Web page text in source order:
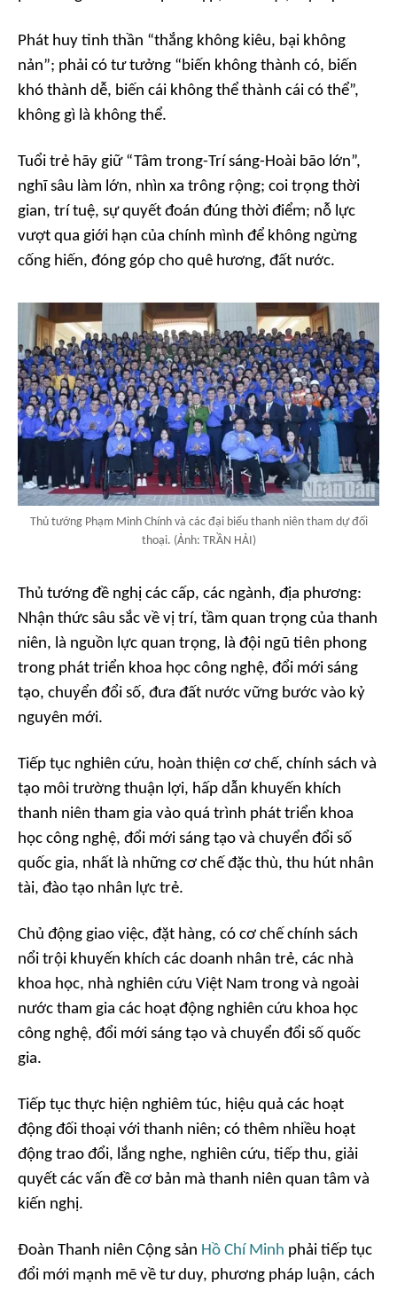
Phát huy tinh thần “thắng không kiêu, bại không
nản”; phải có tư tưởng “biến không thành có, biến
khó thành dễ, biến cái không thể thành cái có thể”,
không gì là không thể.
Tuổi trẻ hãy giữ “Tâm trong-Trí sáng-Hoài bão lớn”,
nghĩ sâu làm lớn, nhìn xa trông rộng; coi trọng thời
gian, trí tuệ, sự quyết đoán đúng thời điểm; nỗ lực
vượt qua giới hạn của chính mình để không ngừng
cống hiến, đóng góp cho quê hương, đất nước.
Thủ tướng Phạm Minh Chính và các đại biểu thanh niên tham dự đối
thoại. (Ảnh: TRẦN HẢI)
Thủ tướng đề nghị các cấp, các ngành, địa phương:
Nhận thức sâu sắc về vị trí, tầm quan trọng của thanh
niên, là nguồn lực quan trọng, là đội ngũ tiên phong
trong phát triển khoa học công nghệ, đổi mới sáng
tạo, chuyển đổi số, đưa đất nước vững bước vào kỷ
nguyên mới.
Tiếp tục nghiên cứu, hoàn thiện cơ chế, chính sách và
tạo môi trường thuận lợi, hấp dẫn khuyến khích
thanh niên tham gia vào quá trình phát triển khoa
học công nghệ, đổi mới sáng tạo và chuyển đổi số
quốc gia, nhất là những cơ chế đặc thù, thu hút nhân
tài, đào tạo nhân lực trẻ.
Chủ động giao việc, đặt hàng, có cơ chế chính sách
nổi trội khuyến khích các doanh nhân trẻ, các nhà
khoa học, nhà nghiên cứu Việt Nam trong và ngoài
nước tham gia các hoạt động nghiên cứu khoa học
công nghệ, đổi mới sáng tạo và chuyển đổi số quốc
gia.
Tiếp tục thực hiện nghiêm túc, hiệu quả các hoạt
động đối thoại với thanh niên; có thêm nhiều hoạt
động trao đổi, lắng nghe, nghiên cứu, tiếp thu, giải
quyết các vấn đề cơ bản mà thanh niên quan tâm và
kiến nghị.
Đoàn Thanh niên Cộng sản Hồ Chí Minh phải tiếp tục
đổi mới mạnh mẽ về tư duy, phương pháp luận, cách